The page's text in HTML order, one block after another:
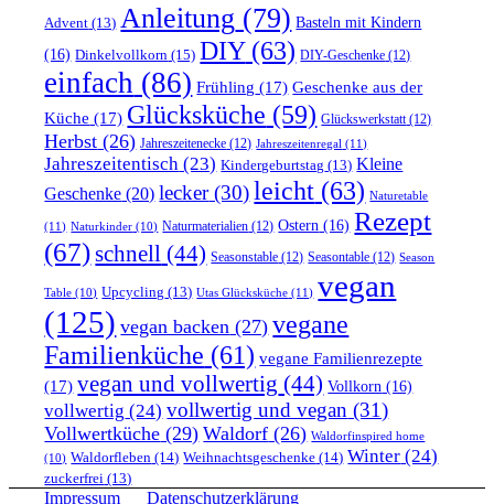
Advent (13) Anleitung (79) Basteln mit Kindern
(16) Dinkelvollkorn (15) DIY(63) DIY-Geschenke (12)
einfach (86) Frühling (17) Geschenke aus der
Küche (17) Glücksküche (59) Glückswerkstatt (12)
Herbst (26) Jahreszeitenecke (12) Jahreszeitenregal (11)
Jahreszeitentisch (23) Kindergeburtstag (13) Kleine
Geschenke (20) lecker(30) leicht (63) Naturetable
(11) Naturkinder (10) Naturmaterialien (12) Ostern (16) Rezept
(67)schnell (44) Seasonstable (12) Seasontable (12) Season
Table (10) Upcycling (13) Utas Glücksküche (11) vegan
(125) vegan backen (27) vegane
Familienküche (61) vegane Familienrezepte
(17) vegan und vollwertig (44) Vollkorn (16)
vollwertig (24) vollwertig und vegan (31)
Vollwertküche (29) Waldorf (26) Waldorfinspired home
(10) Waldorfleben (14) Weihnachtsgeschenke (14) Winter (24)
zuckerfrei (13)
Impressum Datenschutzerklärung